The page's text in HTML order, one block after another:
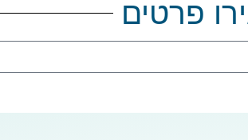
פרטים